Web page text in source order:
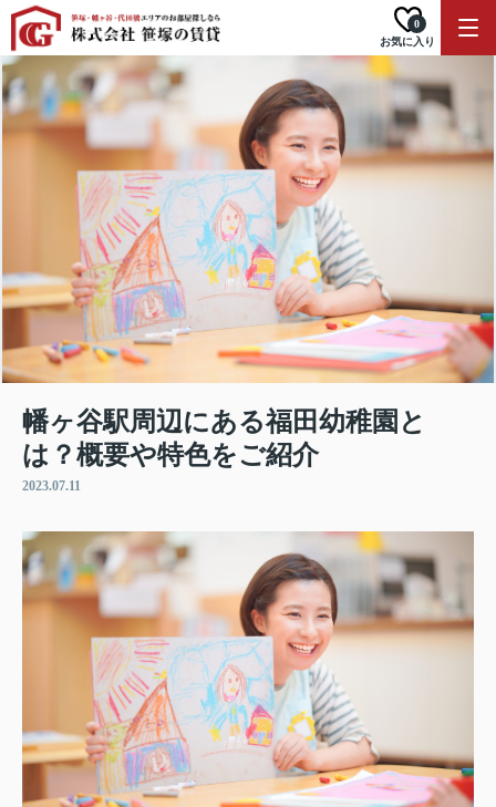
お気に入り
0
幡ヶ谷駅周辺にある福田幼稚園と
は？概要や特色をご紹介
2023.07.11